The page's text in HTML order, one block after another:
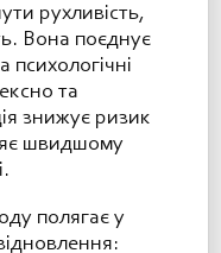
рухливість,
Вона поєднує
психологічні
та
знижує ризик
швидшому
полягає у